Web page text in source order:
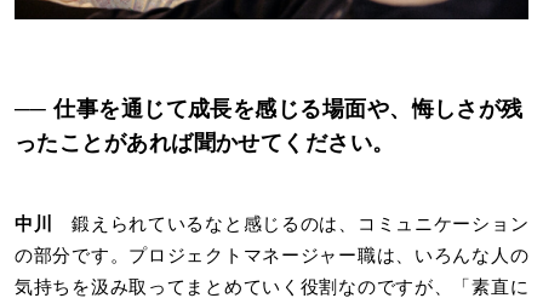
── 仕事を通じて成長を感じる場面や、悔しさが残
ったことがあれば聞かせてください。
中川
鍛えられているなと感じるのは、コミュニケーション
の部分です。プロジェクトマネージャー職は、いろんな人の
気持ちを汲み取ってまとめていく役割なのですが、「素直に